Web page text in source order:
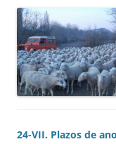
24-VII. Plazos de